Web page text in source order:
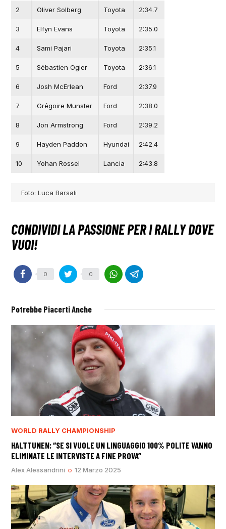
2 Oliver Solberg Toyota 2:34.7
3 Elfyn Evans Toyota 2:35.0
4 Sami Pajari Toyota 2:35.1
5 Sébastien Ogier Toyota 2:36.1
6 Josh McErlean Ford 2:37.9
7 Grégoire Munster Ford 2:38.0
8 Jon Armstrong Ford 2:39.2
9 Hayden Paddon Hyundai 2:42.4
10 Yohan Rossel Lancia 2:43.8
Foto: Luca Barsali
0 0
Potrebbe Piacerti Anche
WORLD RALLY CHAMPIONSHIP
HALTTUNEN: “SE SI VUOLE UN LINGUAGGIO 100% POLITE VANNO
ELIMINATE LE INTERVISTE A FINE PROVA”
Alex Alessandrini 12 Marzo 2025